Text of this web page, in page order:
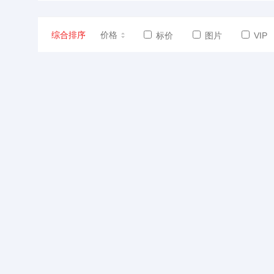
综合排序 价格 标价 图片 VIP